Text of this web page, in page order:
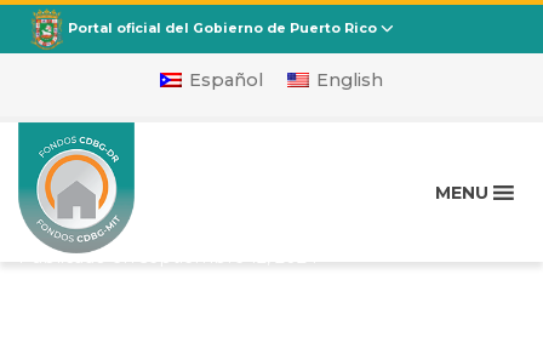
CDBG
Departamento de la Vivienda
Portal oficial del Gobierno de Puerto Rico
Español English
MENU
DRGR MIT Action Plan 4 –
Reviewed and Approved
09-06-2024
Publicado enseptiembre 12, 2024